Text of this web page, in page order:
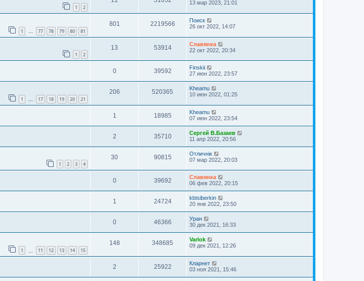
1 2
13 мар 2023, 21:01
1 … 77 78 79 80 81
801 2219566
Поиск
26 окт 2022, 14:07
1 2
13 53914
Славянка
22 окт 2022, 20:34
0 39592
Finskii
27 июн 2022, 23:57
1 … 17 18 19 20 21
206 520365
Kheamu
10 июн 2022, 01:25
1 18985
Kheamu
07 июн 2022, 23:54
2 35710
Сергей В.Базаев
11 апр 2022, 20:56
1 2 3 4
30 90815
Отличнiк
07 мар 2022, 20:03
0 39692
Славянка
06 фев 2022, 20:15
1 24724
kbtsiberkin
20 янв 2022, 23:50
0 46366
Уран
30 дек 2021, 16:33
1 11 12 13 14 15
148 348685
Varlok
09 дек 2021, 12:26
2 25922
Кларнет
03 ноя 2021, 15:46